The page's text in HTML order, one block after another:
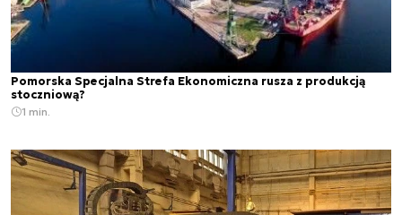
Pomorska Specjalna Strefa Ekonomiczna rusza z produkcją
stoczniową?
1 min.